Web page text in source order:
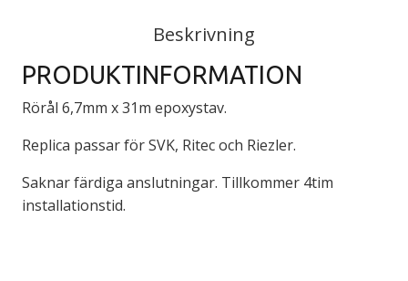
Beskrivning
PRODUKTINFORMATION
Rörål 6,7mm x 31m epoxystav.
Replica passar för SVK, Ritec och Riezler.
Saknar färdiga anslutningar. Tillkommer 4tim
installationstid.